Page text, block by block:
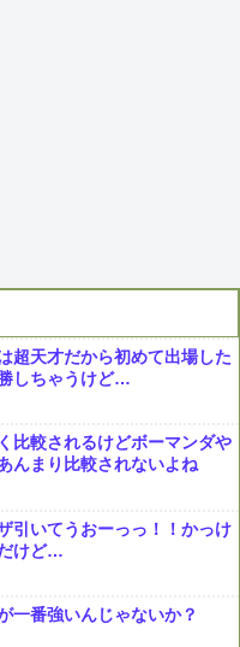
超天才だから初めて出場した
しちゃうけど…
比較されるけどボーマンダや
んまり比較されないよね
引いてうおーっっ！！かっけ
けど…
一番強いんじゃないか？